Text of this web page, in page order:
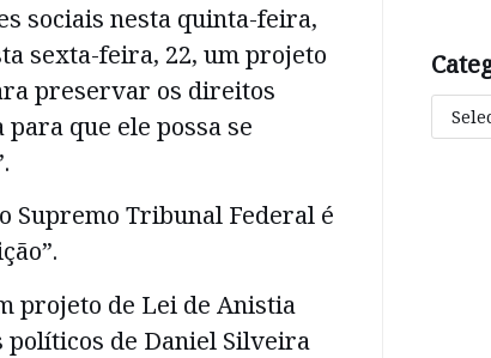
sociais nesta quinta-feira,
sexta-feira, 22, um projeto
preservar os direitos
que ele possa se
Supremo Tribunal Federal é
projeto de Lei de Anistia
de Daniel Silveira